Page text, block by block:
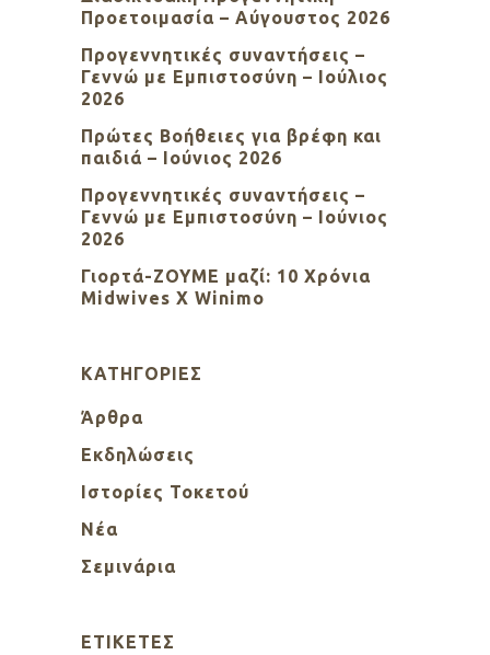
Προετοιμασία – Αύγουστος 2026
Προγεννητικές συναντήσεις –
Γεννώ με Εμπιστοσύνη – Ιούλιος
2026
Πρώτες Βοήθειες για βρέφη και
παιδιά – Ιούνιος 2026
Προγεννητικές συναντήσεις –
Γεννώ με Εμπιστοσύνη – Ιούνιος
2026
Γιορτά-ΖΟΥΜΕ μαζί: 10 Χρόνια
Midwives X Winimo
KΑΤΗΓΟΡΊΕΣ
Άρθρα
Εκδηλώσεις
Ιστορίες Τοκετού
Νέα
Σεμινάρια
ΕΤΙΚΈΤΕΣ